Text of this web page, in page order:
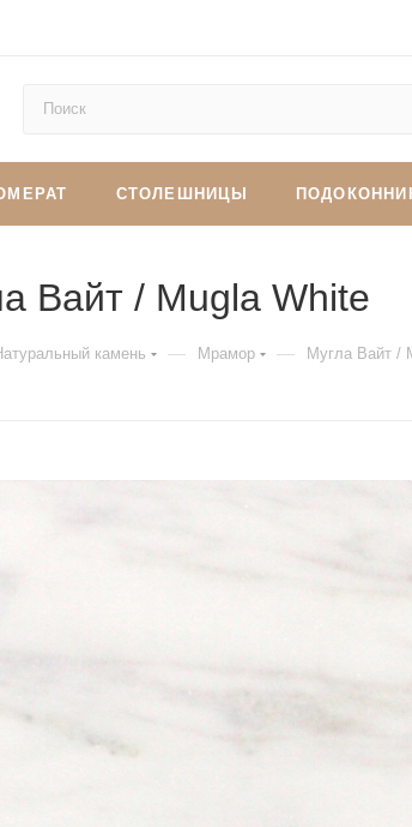
СТОЛЕШНИЦЫ
Вайт / Mugla White
камень — Мрамор — Мугла Вайт /